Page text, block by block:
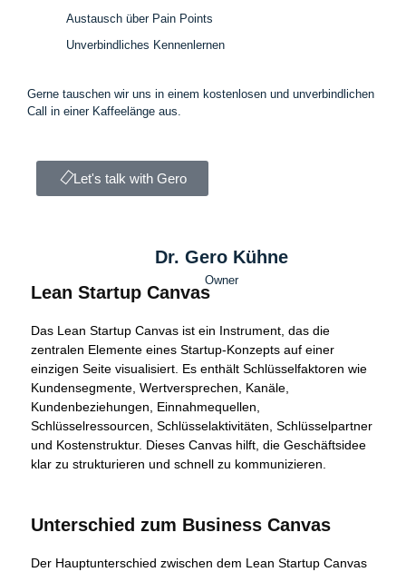
Austausch über Pain Points
Unverbindliches Kennenlernen
Gerne tauschen wir uns in einem kostenlosen und unverbindlichen
Call in einer Kaffeelänge aus.
Let's talk with Gero
Dr. Gero Kühne
Owner
Lean Startup Canvas
Das Lean Startup Canvas ist ein Instrument, das die
zentralen Elemente eines Startup-Konzepts auf einer
einzigen Seite visualisiert. Es enthält Schlüsselfaktoren wie
Kundensegmente, Wertversprechen, Kanäle,
Kundenbeziehungen, Einnahmequellen,
Schlüsselressourcen, Schlüsselaktivitäten, Schlüsselpartner
und Kostenstruktur. Dieses Canvas hilft, die Geschäftsidee
klar zu strukturieren und schnell zu kommunizieren.
Unterschied zum Business Canvas
Der Hauptunterschied zwischen dem Lean Startup Canvas